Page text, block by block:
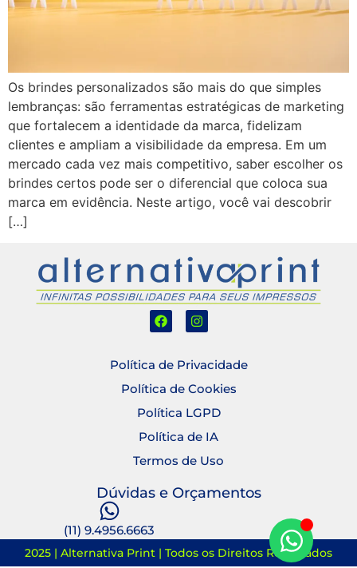
Os brindes personalizados são mais do que simples
lembranças: são ferramentas estratégicas de marketing
que fortalecem a identidade da marca, fidelizam
clientes e ampliam a visibilidade da empresa. Em um
mercado cada vez mais competitivo, saber escolher os
brindes certos pode ser o diferencial que coloca sua
marca em evidência. Neste artigo, você vai descobrir
[…]
Política de Privacidade
Política de Cookies
Política LGPD
Política de IA
Termos de Uso
Dúvidas e Orçamentos
(11) 9.4956.6663
2025 | Alternativa Print | Todos os Direitos Reservados